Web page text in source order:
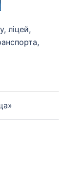
ліцей,